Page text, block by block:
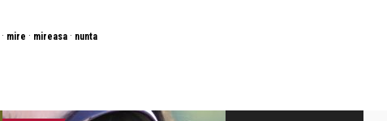
· mire · mireasa · nunta